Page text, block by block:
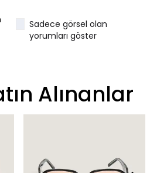
Sadece görsel olan
yorumları göster
Alınanlar